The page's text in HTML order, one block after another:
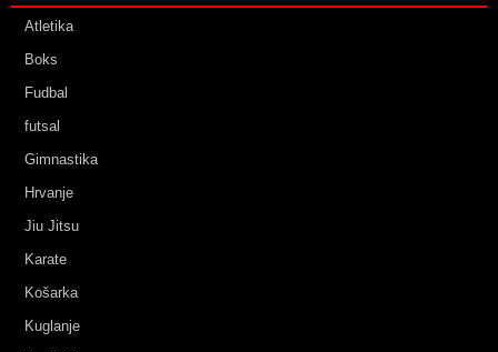
Atletika
Boks
Fudbal
futsal
Gimnastika
Hrvanje
Jiu Jitsu
Karate
Košarka
Kuglanje